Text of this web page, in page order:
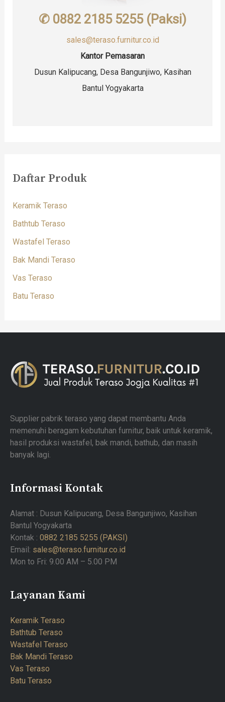
✆ 0882 2185 5255 (Paksi)
sales@teraso.furnitur.co.id
Kantor Pemasaran
Dusun Kalipucang, Desa Bangunjiwo, Kasihan
Bantul Yogyakarta
Daftar Produk
Keramik Teraso
Bathtub Teraso
Wastafel Teraso
Bak Mandi Teraso
Vas Teraso
Batu Teraso
Supplier pabrik teraso yang dapat membantu Anda
memenuhi beragam kebutuhan furnitur, baik untuk keramik,
hasil produksi wastafel, bak mandi, bathub, dan masih
banyak lagi.
Informasi Kontak
Alamat : Dusun Kalipucang, Desa Bangunjiwo, Kasihan
Bantul Yogyakarta
Kontak : 0882 2185 5255 (PAKSI)
Email: sales@teraso.furnitur.co.id
Mon to Fri: 9.00 AM – 5.00 PM
Layanan Kami
Keramik Teraso
Bathtub Teraso
Wastafel Teraso
Bak Mandi Teraso
Vas Teraso
Batu Teraso